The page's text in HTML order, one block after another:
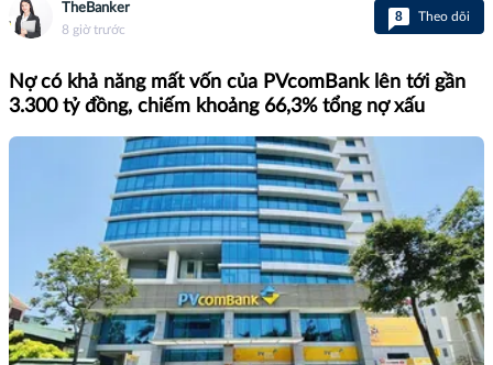
TheBanker
8 giờ trước
8 Theo dõi
Nợ có khả năng mất vốn của PVcomBank lên tới gần
3.300 tỷ đồng, chiếm khoảng 66,3% tổng nợ xấu